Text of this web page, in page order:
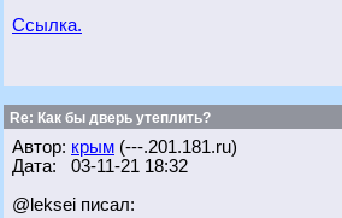
Ссылка.
Re: Как бы дверь утеплить?
Автор: крым (---.201.181.ru)
Дата: 03-11-21 18:32
@leksei писал: